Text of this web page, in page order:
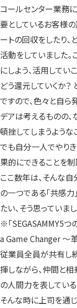
コールセンター業務
要としているお客様
ートの回収をしたり
活動をしていました
にしよう、活用してい
どう還元していくか？
ですので、色々と自
デアは考えるものの
頓挫してしまうよう
でも自分一人でやり
果的にできることを制
ここ数年は、そんな自
の一つである「共感
たい、そう思っていまし
※「SEGASAMMY5つ
a Game Changer ～
従業員全員が共有し
揮しながら、仲間と
の人間力を表している
そんな時に上司を通